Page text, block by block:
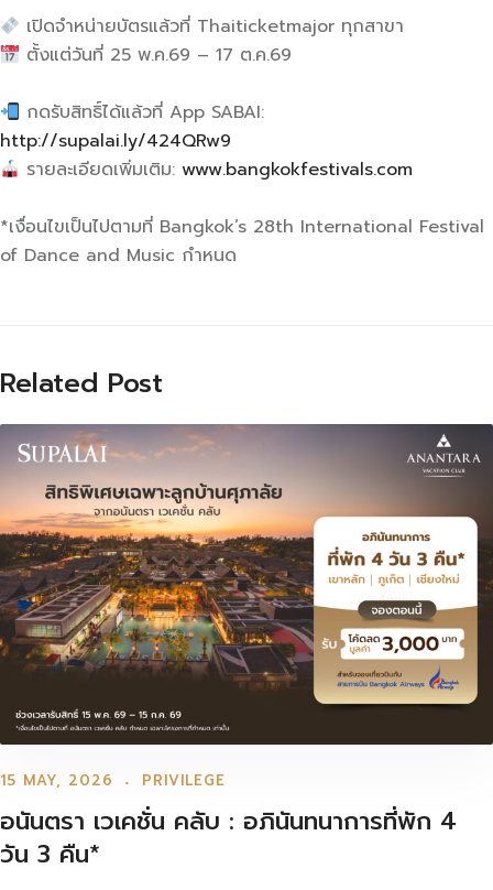
เปิดจำหน่ายบัตรแล้วที่ Thaiticketmajor ทุกสาขา
ตั้งแต่วันที่ 25 พ.ค.69 – 17 ต.ค.69
กดรับสิทธิ์ได้แล้วที่ App SABAI:
http://supalai.ly/424QRw9
รายละเอียดเพิ่มเติม:www.bangkokfestivals.com
*เงื่อนไขเป็นไปตามที่ Bangkok’s 28th International Festival
of Dance and Music กำหนด
Related Post
15 MAY, 2026 PRIVILEGE
อนันตรา เวเคชั่น คลับ : อภินันทนาการที่พัก 4
วัน 3 คืน*